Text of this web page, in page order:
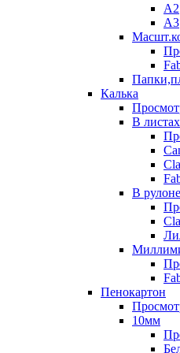
А2
А3
Калька
В листах
В рулоне
Пенокартон
10мм